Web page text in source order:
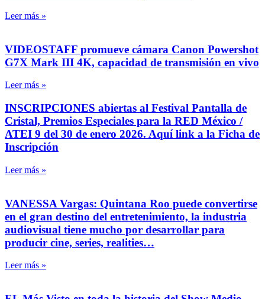
Leer más »
VIDEOSTAFF promueve cámara Canon Powershot
G7X Mark III 4K, capacidad de transmisión en vivo
Leer más »
INSCRIPCIONES abiertas al Festival Pantalla de
Cristal, Premios Especiales para la RED México /
ATEI 9 del 30 de enero 2026. Aquí link a la Ficha de
Inscripción
Leer más »
VANESSA Vargas: Quintana Roo puede convertirse
en el gran destino del entretenimiento, la industria
audiovisual tiene mucho por desarrollar para
producir cine, series, realities…
Leer más »